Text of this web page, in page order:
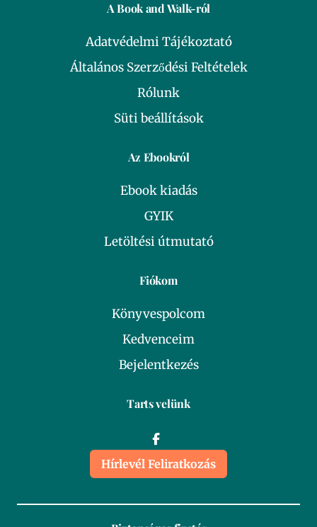
A Book and Walk-ról
Adatvédelmi Tájékoztató
Általános Szerződési Feltételek
Rólunk
Süti beállítások
Az Ebookról
Ebook kiadás
GYIK
Letöltési útmutató
Fiókom
Könyvespolcom
Kedvenceim
Bejelentkezés
Tarts velünk
Hírlevél Feliratkozás